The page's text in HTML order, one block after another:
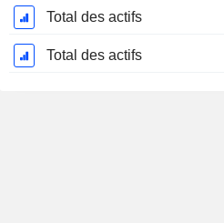
Total des actifs
Total des actifs